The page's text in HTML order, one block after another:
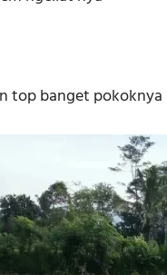
top banget pokoknya